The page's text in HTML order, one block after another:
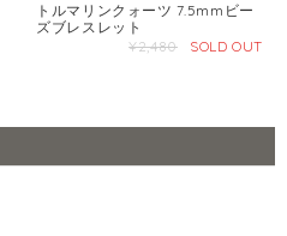
トルマリンクォーツ 7.5mmビー
ズブレスレット
¥2,480
SOLD OUT